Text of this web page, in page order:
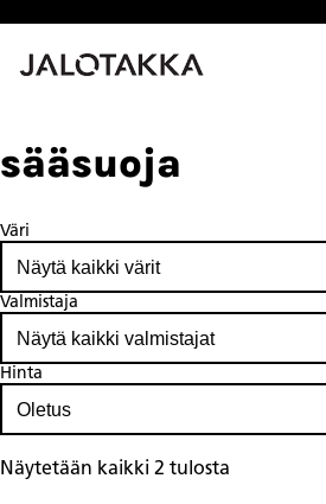
sääsuoja
Väri
Valmistaja
Hinta
Näytetään kaikki 2 tulosta